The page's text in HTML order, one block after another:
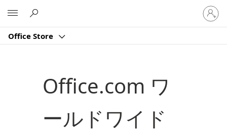
Office Store
ア
カ
ウ
Office.com ワ
ールドワイド